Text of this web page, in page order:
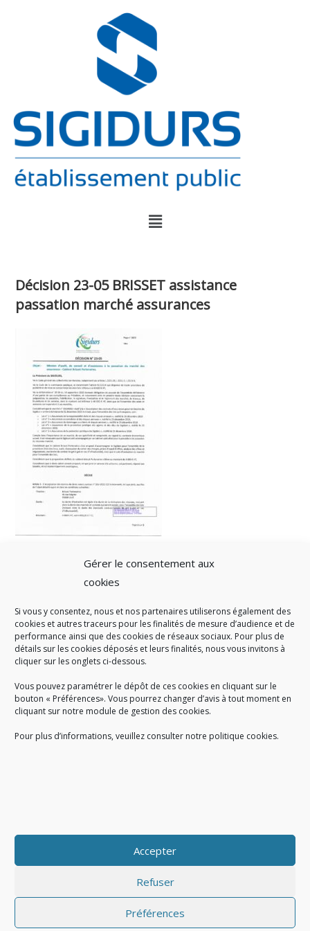
Gérer le consentement aux
cookies
Si vous y consentez, nous et nos partenaires utiliserons également des
cookies et autres traceurs pour les finalités de mesure d’audience et de
performance ainsi que des cookies de réseaux sociaux. Pour plus de
détails sur les cookies déposés et leurs finalités, nous vous invitons à
cliquer sur les onglets ci-dessous.
Vous pouvez paramétrer le dépôt de ces cookies en cliquant sur le
bouton « Préférences». Vous pourrez changer d’avis à tout moment en
cliquant sur notre module de gestion des cookies.
Pour plus d’informations, veuillez consulter notre politique cookies.
Accepter
Refuser
Préférences
Décision 23-05 BRISSET assistance
passation marché assurances
A SAVOIR
Créé en 1978, le Sigidurs est un établissement public quiexerce
des missions de service public : la prévention, la collecte et la
valorisation des déchets ménagers et assimilés produits par son
territoire.
Accueil du public :
Gestion des cookies|